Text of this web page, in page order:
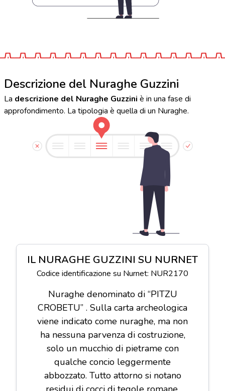
Descrizione del Nuraghe Guzzini
La descrizione del Nuraghe Guzzini è in una fase di
approfondimento. La tipologia è quella di un Nuraghe.
IL NURAGHE GUZZINI SU NURNET
Codice identificazione su Nurnet: NUR2170
Nuraghe denominato di “PITZU
CROBETU” . Sulla carta archeologica
viene indicato come nuraghe, ma non
ha nessuna parvenza di costruzione,
solo un mucchio di pietrame con
qualche concio leggermente
abbozzato. Tutto attorno si notano